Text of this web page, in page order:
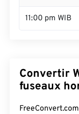
11:00 pm WIB
Convertir
fuseaux